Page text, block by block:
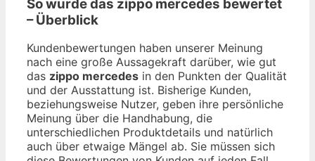
So wurde das zippo mercedes bewertet
– Überblick
Kundenbewertungen haben unserer Meinung
nach eine große Aussagekraft darüber, wie gut
das zippo mercedes in den Punkten der Qualität
und der Ausstattung ist. Bisherige Kunden,
beziehungsweise Nutzer, geben ihre persönliche
Meinung über die Handhabung, die
unterschiedlichen Produktdetails und natürlich
auch über etwaige Mängel ab. Sie müssen sich